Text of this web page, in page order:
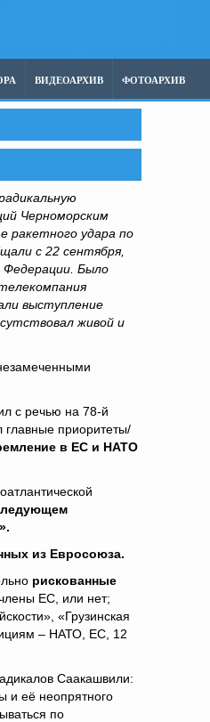
ВИДЕОАРХИВ ФОТОАРХИВ
Черноморским
ракетного удара по
с 22 сентября,
Федерации. Было
выступление
живой и
с речью на 78-й
главные приоритеты/
в ЕС и НАТО
из Евросоюза.
рискованные
ЕС, или нет;
«Грузинская
– НАТО, ЕС, 12
Саакашвили:
и её неопрятного
по